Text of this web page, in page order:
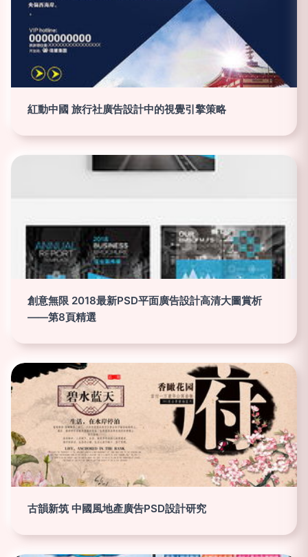
紅動中國 旅行社廣告設計中的視覺引擎策略
創意無限 2018最新PSD平面廣告設計高清大圖賞析
——第8頁精選
古韻新筑 中國風地產廣告PSD設計研究